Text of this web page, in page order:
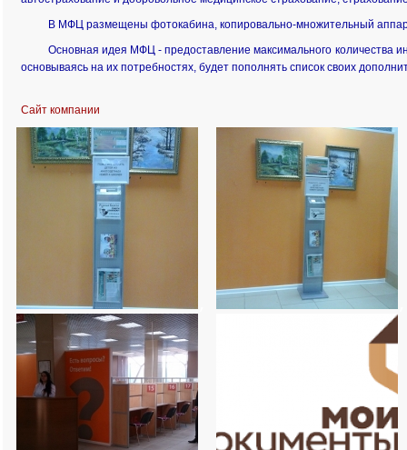
В МФЦ размещены фотокабина, копировально-множительный
Основная идея МФЦ - предоставление максимального количества
основываясь на их потребностях, будет пополнять список своих
Сайт компании